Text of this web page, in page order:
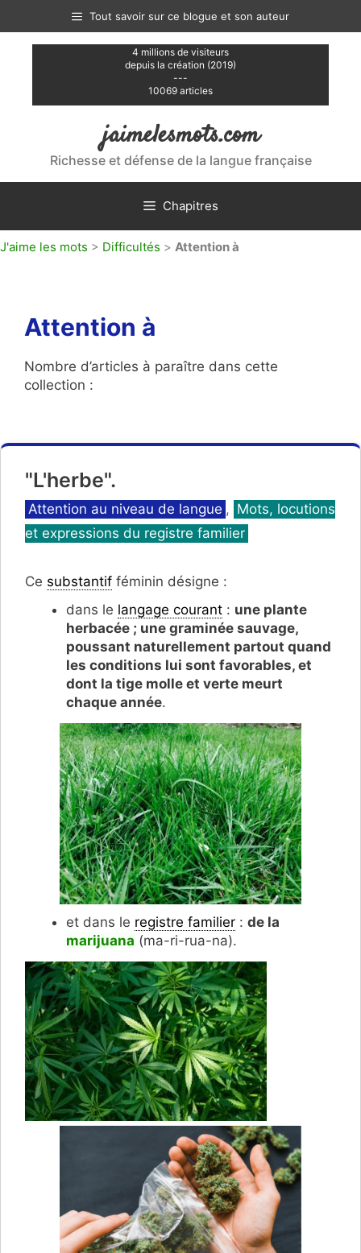
contenu
Tout savoir sur ce blogue et son auteur
4 millions de visiteurs
depuis la création (2019)
---
10069 articles
jaimelesmots.com
Richesse et défense de la langue française
Chapitres
J'aime les mots > Difficultés > Attention à
Attention à
Nombre d’articles à paraître dans cette
collection :
"L'herbe".
Catégories
Attention au niveau de langue , Mots, locutions
et expressions du registre familier
Ce substantif féminin désigne :
dans le langage courant : une plante
herbacée ; une graminée sauvage,
poussant naturellement partout quand
les conditions lui sont favorables, et
dont la tige molle et verte meurt
chaque année.
et dans le registre familier : de la
marijuana (ma-ri-rua-na).